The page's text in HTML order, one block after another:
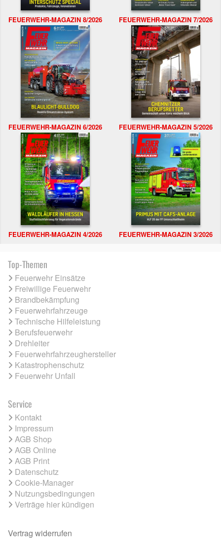
FEUERWEHR-MAGAZIN 8/2026 FEUERWEHR-MAGAZIN 7/2026
FEUERWEHR-MAGAZIN 6/2026 FEUERWEHR-MAGAZIN 5/2026
FEUERWEHR-MAGAZIN 4/2026 FEUERWEHR-MAGAZIN 3/2026
Top-Themen
Feuerwehr Einsätze
Freiwillige Feuerwehr
Brandbekämpfung
Feuerwehrfahrzeuge
Technische Hilfeleistung
Berufsfeuerwehr
Drehleiter
Feuerwehrfahrzeughersteller
Katastrophenschutz
Feuerwehr Unfall
Service
Kontakt
Impressum
AGB Shop
AGB Online
AGB Print
Datenschutz
Cookie-Manager
Nutzungsbedingungen
Verträge hier kündigen
Vertrag widerrufen